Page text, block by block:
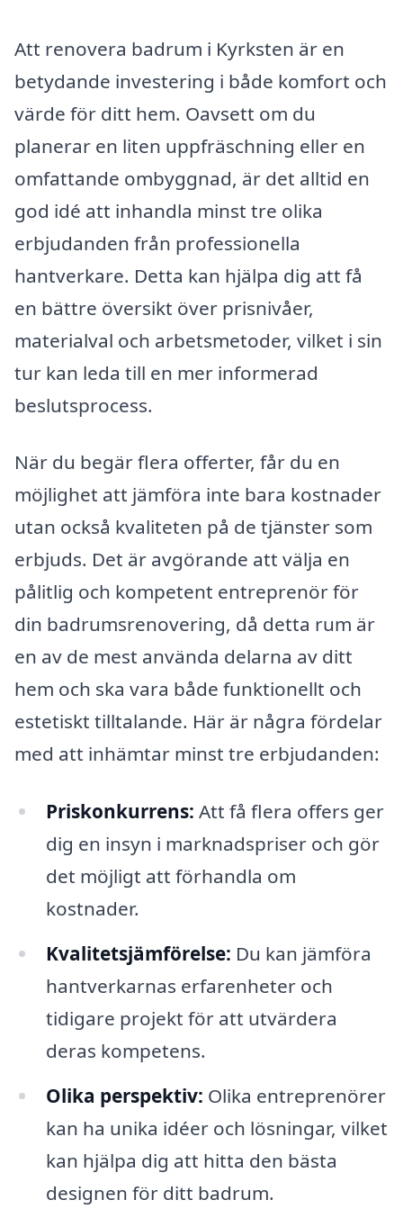
Att renovera badrum i Kyrksten är en
betydande investering i både komfort och
värde för ditt hem. Oavsett om du
planerar en liten uppfräschning eller en
omfattande ombyggnad, är det alltid en
god idé att inhandla minst tre olika
erbjudanden från professionella
hantverkare. Detta kan hjälpa dig att få
en bättre översikt över prisnivåer,
materialval och arbetsmetoder, vilket i sin
tur kan leda till en mer informerad
beslutsprocess.
När du begär flera offerter, får du en
möjlighet att jämföra inte bara kostnader
utan också kvaliteten på de tjänster som
erbjuds. Det är avgörande att välja en
pålitlig och kompetent entreprenör för
din badrumsrenovering, då detta rum är
en av de mest använda delarna av ditt
hem och ska vara både funktionellt och
estetiskt tilltalande. Här är några fördelar
med att inhämtar minst tre erbjudanden:
Priskonkurrens: Att få flera offers ger
dig en insyn i marknadspriser och gör
det möjligt att förhandla om
kostnader.
Kvalitetsjämförelse: Du kan jämföra
hantverkarnas erfarenheter och
tidigare projekt för att utvärdera
deras kompetens.
Olika perspektiv: Olika entreprenörer
kan ha unika idéer och lösningar, vilket
kan hjälpa dig att hitta den bästa
designen för ditt badrum.